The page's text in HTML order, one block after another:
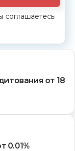
соглашаетесь
от 18
0.01%